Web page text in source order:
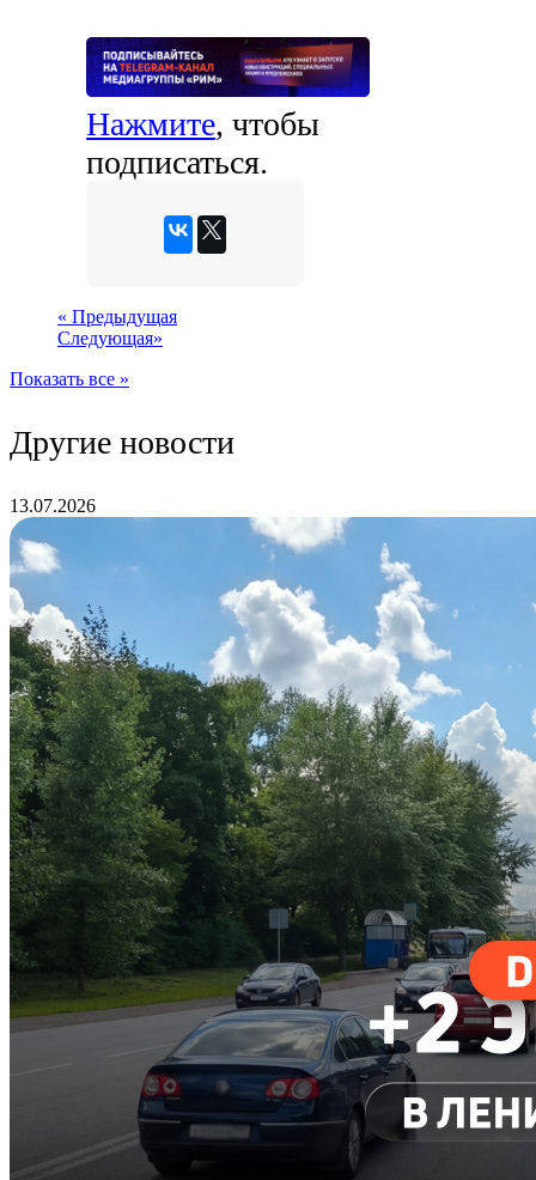
Нажмите, чтобы
подписаться.
« Предыдущая
Следующая»
Показать все »
Другие новости
13.07.2026